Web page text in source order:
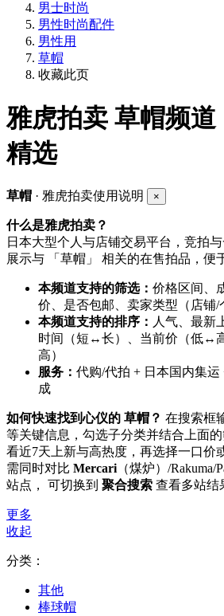
男士时尚
男性时尚配件
男性用
草帽
收藏此页
雅虎拍卖 草帽频道
精选
草帽 · 雅虎拍卖使用说明 ×
什么是雅虎拍卖？
日本大型个人与店铺交易平台，竞拍
展示与 「草帽」 相关的在售拍品，便
本频道支持的筛选： 价格区间、
价、是否包邮、卖家类型（店铺/
本频道支持的排序： 人气、最新
时间（短↔长）、当前价（低↔
高）
服务： 代购/代拍 + 日本国内集
成
如何快速找到心仪的 草帽？ 在搜索框
等关键信息，勾选子分类并结合上面
看近7天上新与高热度，再选择一口价
需同时对比 Mercari （煤炉）/
站点， 可切换到 聚合搜索 查看多站结
更多
收起
分类：
其他
棒球帽